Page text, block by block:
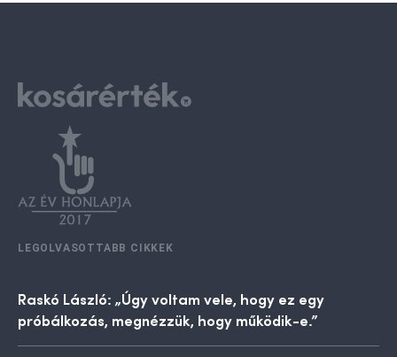
LEGOLVASOTTABB CIKKEK
Raskó László: „Úgy voltam vele, hogy ez egy
próbálkozás, megnézzük, hogy működik-e.”